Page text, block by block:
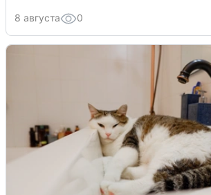
8 августа 0